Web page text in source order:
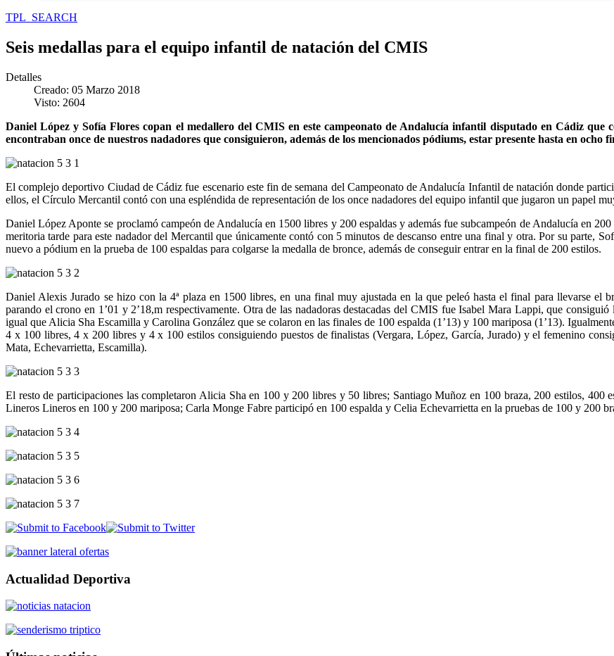
TPL_SEARCH
Seis medallas para el equipo infantil de natación del CMIS
Detalles
Creado: 05 Marzo 2018
Visto: 2604
Daniel López y Sofía Flores copan el medallero del CMIS en este campeonato de Andalucía infantil disputado en Cádiz que
encontraban once de nuestros nadadores que consiguieron, además de los mencionados pódiums, estar presente hasta en ocho
El complejo deportivo Ciudad de Cádiz fue escenario este fin de semana del Campeonato de Andalucía Infantil de natación donde
ellos, el Círculo Mercantil contó con una espléndida de representación de los once nadadores del equipo infantil que jugaron un papel
Daniel López Aponte se proclamó campeón de Andalucía en 1500 libres y 200 espaldas y además fue subcampeón de Andalucía en
meritoria tarde para este nadador del Mercantil que únicamente contó con 5 minutos de descanso entre una final y otra. Por su parte,
nuevo a pódium en la prueba de 100 espaldas para colgarse la medalla de bronce, además de conseguir entrar en la final de 200 estilos.
Daniel Alexis Jurado se hizo con la 4ª plaza en 1500 libres, en una final muy ajustada en la que peleó hasta el final para llevarse el
parando el crono en 1’01 y 2’18,m respectivamente. Otra de las nadadoras destacadas del CMIS fue Isabel Mara Lappi, que
igual que Alicia Sha Escamilla y Carolina González que se colaron en las finales de 100 espalda (1’13) y 100 mariposa (1’13).
4 x 100 libres, 4 x 200 libres y 4 x 100 estilos consiguiendo puestos de finalistas (Vergara, López, García, Jurado) y el femenino
Mata, Echevarrietta, Escamilla).
El resto de participaciones las completaron Alicia Sha en 100 y 200 libres y 50 libres; Santiago Muñoz en 100 braza, 200 estilos, 400
Lineros Lineros en 100 y 200 mariposa; Carla Monge Fabre participó en 100 espalda y Celia Echevarrietta en la pruebas de 100 y 200
Actualidad Deportiva